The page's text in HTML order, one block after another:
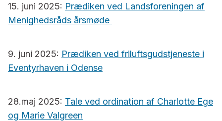
15. juni 2025: Prædiken ved Landsforeningen af
Menighedsråds årsmøde
9. juni 2025: Prædiken ved friluftsgudstjeneste i
Eventyrhaven i Odense
28.maj 2025: Tale ved ordination af Charlotte Ege
og Marie Valgreen